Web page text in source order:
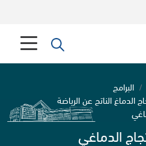
البرامج
الدماغ الناتج عن الرياضة
الدماغي